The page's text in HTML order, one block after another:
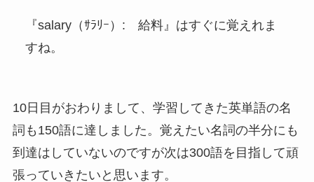
『salary（ｻﾗﾘｰ）: 給料』はすぐに覚えれま
すね。
10日目がおわりまして、学習してきた英単語の名
詞も150語に達しました。覚えたい名詞の半分にも
到達はしていないのですが次は300語を目指して頑
張っていきたいと思います。